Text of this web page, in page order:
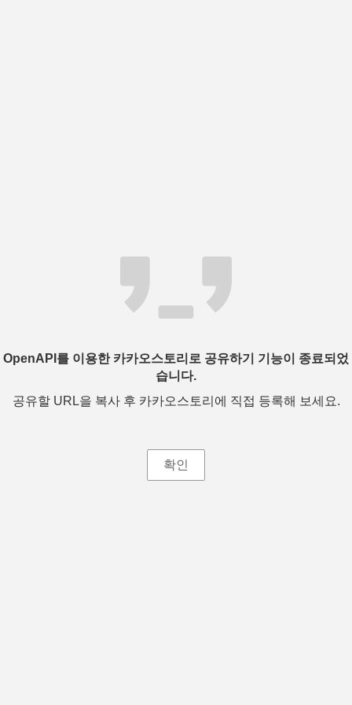
OpenAPI를 이용한 카카오스토리로 공유하기 기능이 종료되었
습니다.
공유할 URL을 복사 후 카카오스토리에 직접 등록해 보세요.
확인